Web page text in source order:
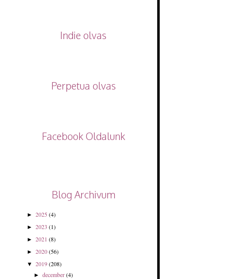
Indie olvas
Perpetua olvas
Facebook Oldalunk
Blog Archivum
► 2025 (4)
► 2023 (1)
► 2021 (8)
► 2020(56)
▼ 2019(208)
►december (4)